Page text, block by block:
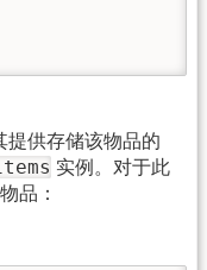
提供存储该物品的
实例。对于此
品：